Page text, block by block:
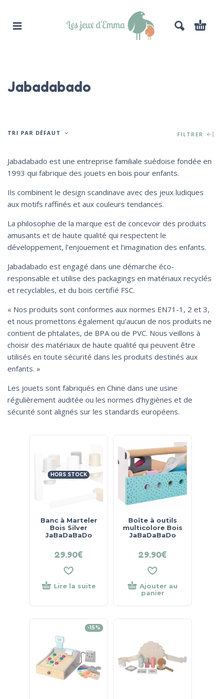
Jabadabado
TRI PAR DÉFAUT FILTRER
Jabadabado est une entreprise familiale suédoise fondée en
1993 qui fabrique des jouets en bois pour enfants.
Ils combinent le design scandinave avec des jeux ludiques
aux motifs raffinés et aux couleurs tendances.
La philosophie de la marque est de concevoir des produits
amusants et de haute qualité qui respectent le
développement, l’enjouement et l’imagination des enfants.
Jabadabado est engagé dans une démarche éco-
responsable et utilise des packagings en matériaux recyclés
et recyclables, et du bois certifié FSC.
« Nos produits sont conformes aux normes EN71-1, 2 et 3,
et nous promettons également qu’aucun de nos produits ne
contient de phtalates, de BPA ou de PVC. Nous veillons à
choisir des matériaux de haute qualité qui peuvent être
utilisés en toute sécurité dans les produits destinés aux
enfants. »
Les jouets sont fabriqués en Chine dans une usine
régulièrement auditée ou les normes d’hygiènes et de
sécurité sont alignés sur les standards européens.
HORS STOCK
Banc à Marteler
Bois Silver
JaBaDaBaDo
29.90€
Lire la suite
Boîte à outils
multicolore Bois
JaBaDaBaDo
29.90€
Ajouter au
panier
-15%